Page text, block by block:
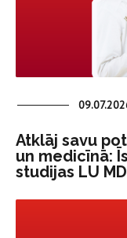
Atklāj savu
un medicīnā:
studijas LU